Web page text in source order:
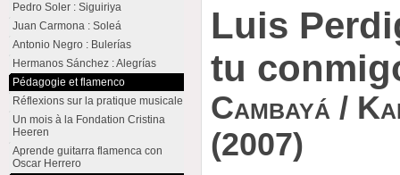
Luis
tu
Cambayá /
(2007)
Pedro Soler : Siguiriya
Juan Carmona : Soleá
Antonio Negro : Bulerías
Hermanos Sánchez : Alegrías
Pédagogie et flamenco
Réflexions sur la pratique musicale
Un mois à la Fondation Cristina
Heeren
Aprende guitarra flamenca con
Oscar Herrero